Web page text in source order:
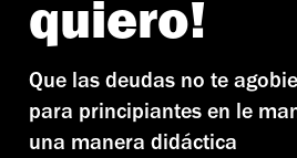
quiero!
Que las deudas no te
para principiantes en le
una manera didáctica